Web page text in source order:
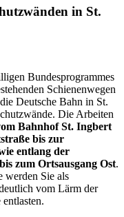
in St.
Bundesprogrammes
Schienenwegen
Deutsche Bahn in St.
Die Arbeiten
Bahnhof St. Ingbert
bis zur
entlang der
zum Ortsausgang Ost.
werden Sie als
vom Lärm der